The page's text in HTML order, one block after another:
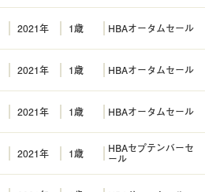
2021年 1歳 HBAオータムセール
2021年 1歳 HBAオータムセール
2021年 1歳 HBAオータムセール
2021年 1歳 HBAセプテンバーセ
ール